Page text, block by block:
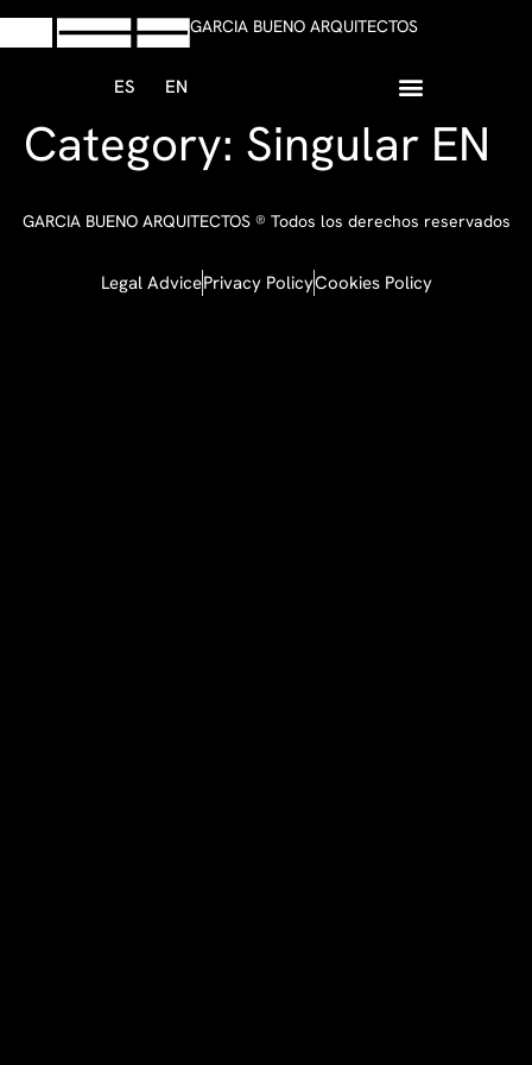
GARCIA BUENO ARQUITECTOS
ES EN
Category: Singular EN
GARCIA BUENO ARQUITECTOS ® Todos los derechos reservados
Legal AdvicePrivacy PolicyCookies Policy